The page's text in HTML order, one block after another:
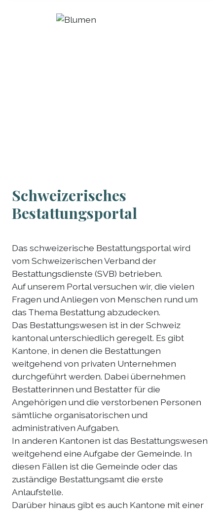
Schweizerisches
Bestattungsportal
Das schweizerische Bestattungsportal wird
vom Schweizerischen Verband der
Bestattungsdienste (SVB) betrieben.
Auf unserem Portal versuchen wir, die vielen
Fragen und Anliegen von Menschen rund um
das Thema Bestattung abzudecken.
Das Bestattungswesen ist in der Schweiz
kantonal unterschiedlich geregelt. Es gibt
Kantone, in denen die Bestattungen
weitgehend von privaten Unternehmen
durchgeführt werden. Dabei übernehmen
Bestatterinnen und Bestatter für die
Angehörigen und die verstorbenen Personen
sämtliche organisatorischen und
administrativen Aufgaben.
In anderen Kantonen ist das Bestattungswesen
weitgehend eine Aufgabe der Gemeinde. In
diesen Fällen ist die Gemeinde oder das
zuständige Bestattungsamt die erste
Anlaufstelle.
Darüber hinaus gibt es auch Kantone mit einer